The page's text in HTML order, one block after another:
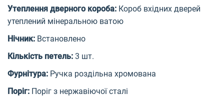
Утеплення дверного короба: Короб вхідних дверей
утеплений мінеральною ватою
Нічник: Встановлено
Кількість петель: 3 шт.
Фурнітура: Ручка роздільна хромована
Поріг: Поріг з нержавіючої сталі